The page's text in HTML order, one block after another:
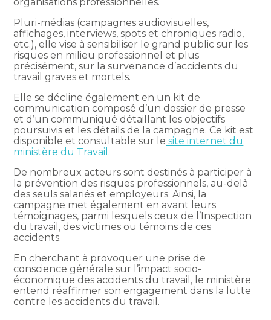
Pluri-médias (campagnes audiovisuelles,
affichages, interviews, spots et chroniques radio,
etc.), elle vise à sensibiliser le grand public sur les
risques en milieu professionnel et plus
précisément, sur la survenance d’accidents du
travail graves et mortels.
Elle se décline également en un kit de
communication composé d’un dossier de presse
et d’un communiqué détaillant les objectifs
poursuivis et les détails de la campagne. Ce kit est
disponible et consultable sur le site internet du
ministère du Travail.
De nombreux acteurs sont destinés à participer à
la prévention des risques professionnels, au-delà
des seuls salariés et employeurs. Ainsi, la
campagne met également en avant leurs
témoignages, parmi lesquels ceux de l’Inspection
du travail, des victimes ou témoins de ces
accidents.
En cherchant à provoquer une prise de
conscience générale sur l’impact socio-
économique des accidents du travail, le ministère
entend réaffirmer son engagement dans la lutte
contre les accidents du travail.